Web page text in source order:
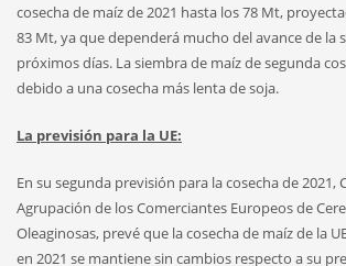
cosecha de maíz de 2021 hasta los 78 Mt,
83 Mt, ya que dependerá mucho del avance de la
próximos días. La siembra de maíz de segunda
debido a una cosecha más lenta de soja.
La previsión para la UE:
En su segunda previsión para la cosecha de 2021,
Agrupación de los Comerciantes Europeos de
Oleaginosas, prevé que la cosecha de maíz de la
en 2021 se mantiene sin cambios respecto a su